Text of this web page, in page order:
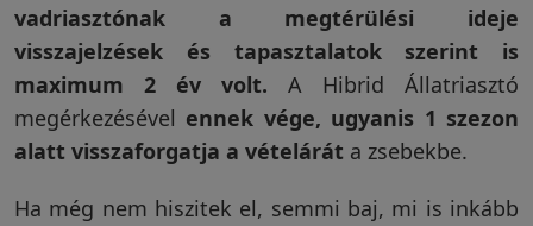
vadriasztónak a megtérülési ideje
visszajelzések és tapasztalatok szerint is
maximum 2 év volt. A Hibrid Állatriasztó
megérkezésével ennek vége, ugyanis 1 szezon
alatt visszaforgatja a vételárát a zsebekbe.
Ha még nem hiszitek el, semmi baj, mi is inkább